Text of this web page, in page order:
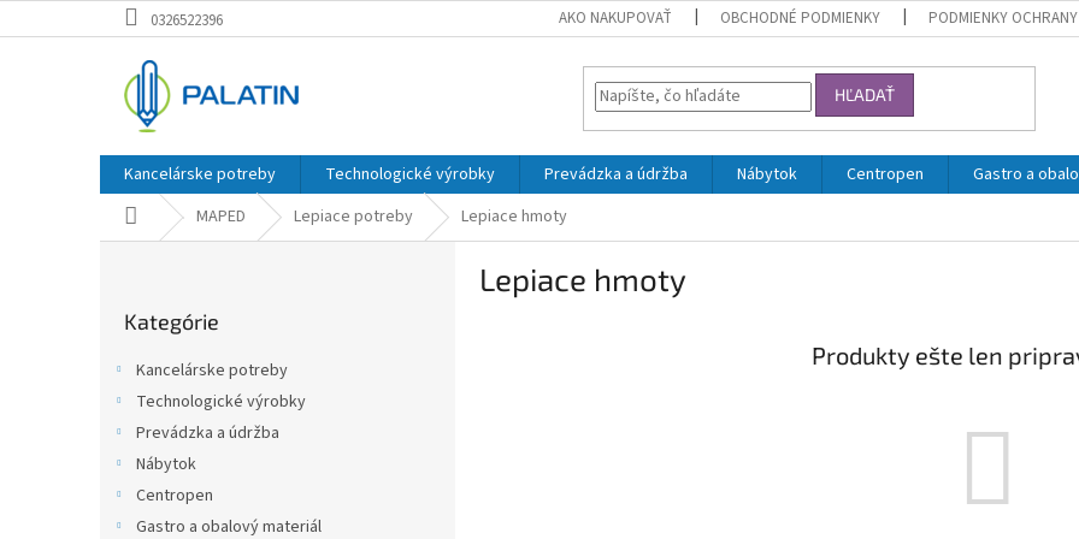
na
0326522396 AKO NAKUPOVAŤ OBCHODNÉ PODMIENKY PODMIENKY OCHRANY
HĽADAŤ
Kancelárske potreby Technologické výrobky Prevádzka a údržba Nábytok Centropen Gastro a
DomovMAPED Lepiace potreby Lepiace hmoty
kategórie
Kategórie
Kancelárske potreby
Technologické výrobky
Prevádzka a údržba
Nábytok
Centropen
Gastro a obalový materiál
Lepiace hmoty
Produkty ešte len